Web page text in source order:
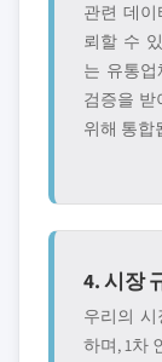
관련 데
뢰할 수
는 유통업
검증을 받
위해 통합
4. 시장
우리의
하며, 1차